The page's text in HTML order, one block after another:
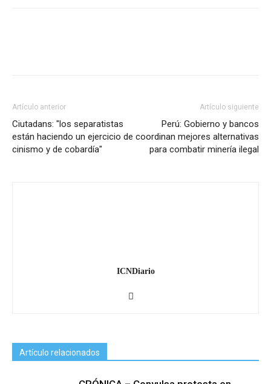
Artículo anterior
Ciutadans: "los separatistas
están haciendo un ejercicio de
cinismo y de cobardía"
Artículo siguiente
Perú: Gobierno y bancos
coordinan mejores alternativas
para combatir minería ilegal
ICNDiario
Artículo relacionados